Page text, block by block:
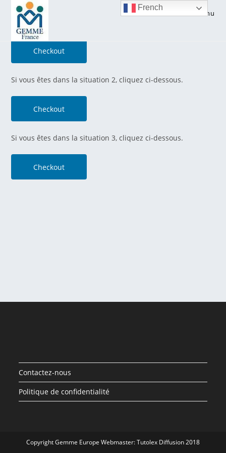
content
Menu
Si vous êtes dans la situation 1, cliquez ci-dessous.
Checkout
Si vous êtes dans la situation 2, cliquez ci-dessous.
Checkout
Si vous êtes dans la situation 3, cliquez ci-dessous.
Checkout
Contactez-nous
Politique de confidentialité
Copyright Gemme Europe Webmaster: Tutolex Diffusion 2018
French